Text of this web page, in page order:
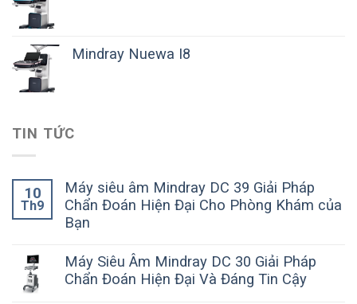
Mindray Nuewa I8
TIN TỨC
10
Th9
Máy siêu âm Mindray DC 39 Giải Pháp
Chẩn Đoán Hiện Đại Cho Phòng Khám của
Bạn
Máy Siêu Âm Mindray DC 30 Giải Pháp
Chẩn Đoán Hiện Đại Và Đáng Tin Cậy